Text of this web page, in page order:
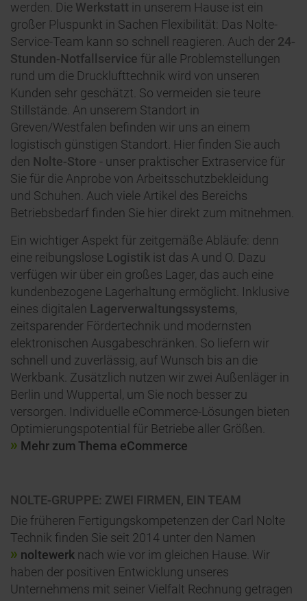
werden. Die Werkstatt in unserem Hause ist ein
großer Pluspunkt in Sachen Flexibilität: Das Nolte-
Service-Team kann so schnell reagieren. Auch der 24-
Stunden-Notfallservice für alle Problemstellungen
rund um die Drucklufttechnik wird von unseren
Kunden sehr geschätzt. So vermeiden sie teure
Stillstände. An unserem Standort in
Greven/Westfalen befinden wir uns an einem
logistisch günstigen Standort. Hier finden Sie auch
den Nolte-Store - unser praktischer Extraservice für
Sie für die Anprobe von Arbeitsschutzbekleidung
und Schuhen. Auch viele Artikel des Bereichs
Betriebsbedarf finden Sie hier direkt zum mitnehmen.
Ein wichtiger Aspekt für zeitgemäße Abläufe: denn
eine reibungslose Logistik ist das A und O. Dazu
verfügen wir über ein großes Lager, das auch eine
kundenbezogene Lagerhaltung ermöglicht. Inklusive
eines digitalen Lagerverwaltungssystems
zeitsparender Fördertechnik und modernsten
elektronischen Ausgabeschränken. So liefern wir
schnell und zuverlässig, auf Wunsch bis an die
Werkbank. Zusätzlich nutzen wir zwei Außenläger in
Berlin und Wuppertal, um Sie noch besser zu
versorgen. Individuelle eCommerce-Lösungen bieten
Optimierungspotential für Betriebe aller Größen.
Mehr zum Thema eCommerce
NOLTE-GRUPPE: ZWEI FIRMEN, EIN TEAM
Die früheren Fertigungskompetenzen der Carl Nolte
Technik finden Sie seit 2014 unter den Namen
noltewerk nach wie vor im gleichen Hause. Wir
haben der positiven Entwicklung unseres
Unternehmens mit seiner Vielfalt Rechnung getragen